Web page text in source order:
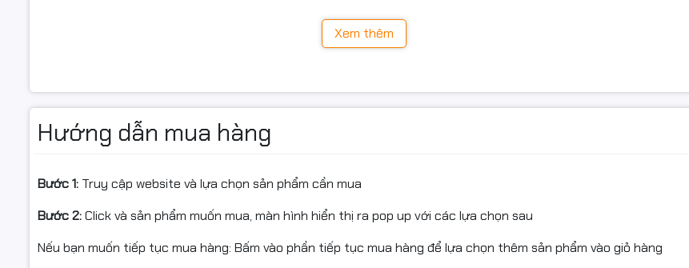
tái tạo màu sắc một cách khá rực rỡ, đưa người dùng vào một thế giới đầy sống động.
Viền màn hình khá mảnh của Dell Latitude 5531; mang lại một không gian hiển thị rộng lớn và thoải mái. Điều này
Xem thêm
Hướng dẫn mua hàng
Bước 1: Truy cập website và lựa chọn sản phẩm cần mua
Bước 2:Click và sản phẩm muốn mua, màn hình hiển thị ra pop up với các lựa chọn sau
Nếu bạn muốn tiếp tục mua hàng: Bấm vào phần tiếp tục mua hàng để lựa chọn thêm sản phẩm vào giỏ hàng